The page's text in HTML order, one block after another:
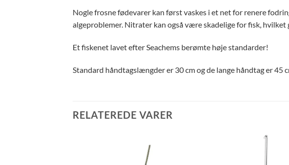
Nogle frosne fødevarer kan først vaskes i et net for renere
algeproblemer. Nitrater kan også være skadelige for fisk,
Et fiskenet lavet efter Seachems berømte høje standarder!
Standard håndtagslængder er 30 cm og de lange håndtag er 45
RELATEREDE VARER